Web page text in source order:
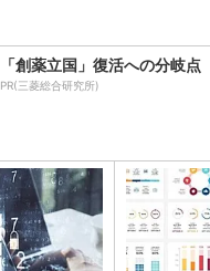
「創薬立国」復活への分岐点
PR(三菱総合研究所)